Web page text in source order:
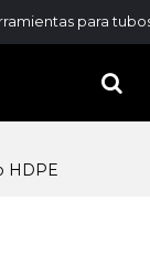
para
HDPE